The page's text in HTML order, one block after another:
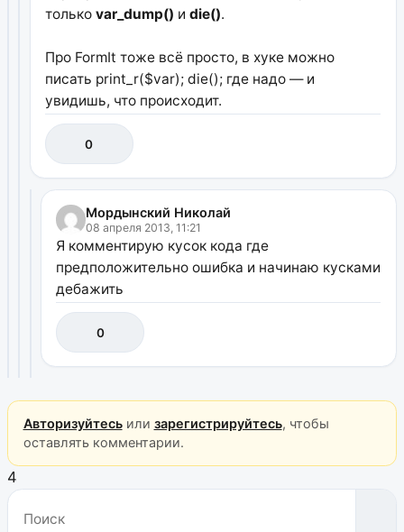
толькоvar_dump() иdie().
Про FormIt тоже всё просто, в хуке можно
писать print_r($var); die(); где надо — и
увидишь, что происходит.
0
Мордынский Николай
08 апреля 2013, 11:21
Я комментирую кусок кода где
предположительно ошибка и начинаю кусками
дебажить
0
Авторизуйтесьили зарегистрируйтесь, чтобы
оставлять комментарии.
4